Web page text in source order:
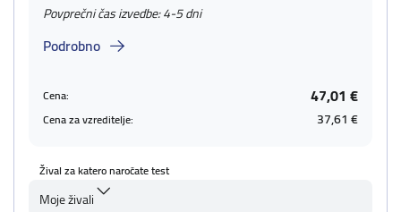
Povprečni čas izvedbe: 4-5 dni
Podrobno
Cena: 47,01 €
Cena za vzreditelje: 37,61 €
Žival za katero naročate test
Moje živali